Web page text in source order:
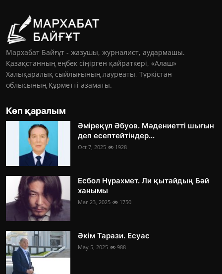
Мархабат Байғұт - жазушы, журналист, аудармашы.
Қазақстанның еңбек сіңірген қайраткері, «Алаш»
Халықаралық сыйлығының лауреаты, Түркістан
облысының Құрметті азаматы.
Көп қаралым
Әміреқұл Әбуов. Мәдениетті шығын
деп есептейтіндер...
Oct 7, 2025 1928
Есбол Нұрахмет. Ли қытайдың Бәй
ханымы
Mar 23, 2025 1750
Әкім Тарази. Есуас
May 5, 2025 988